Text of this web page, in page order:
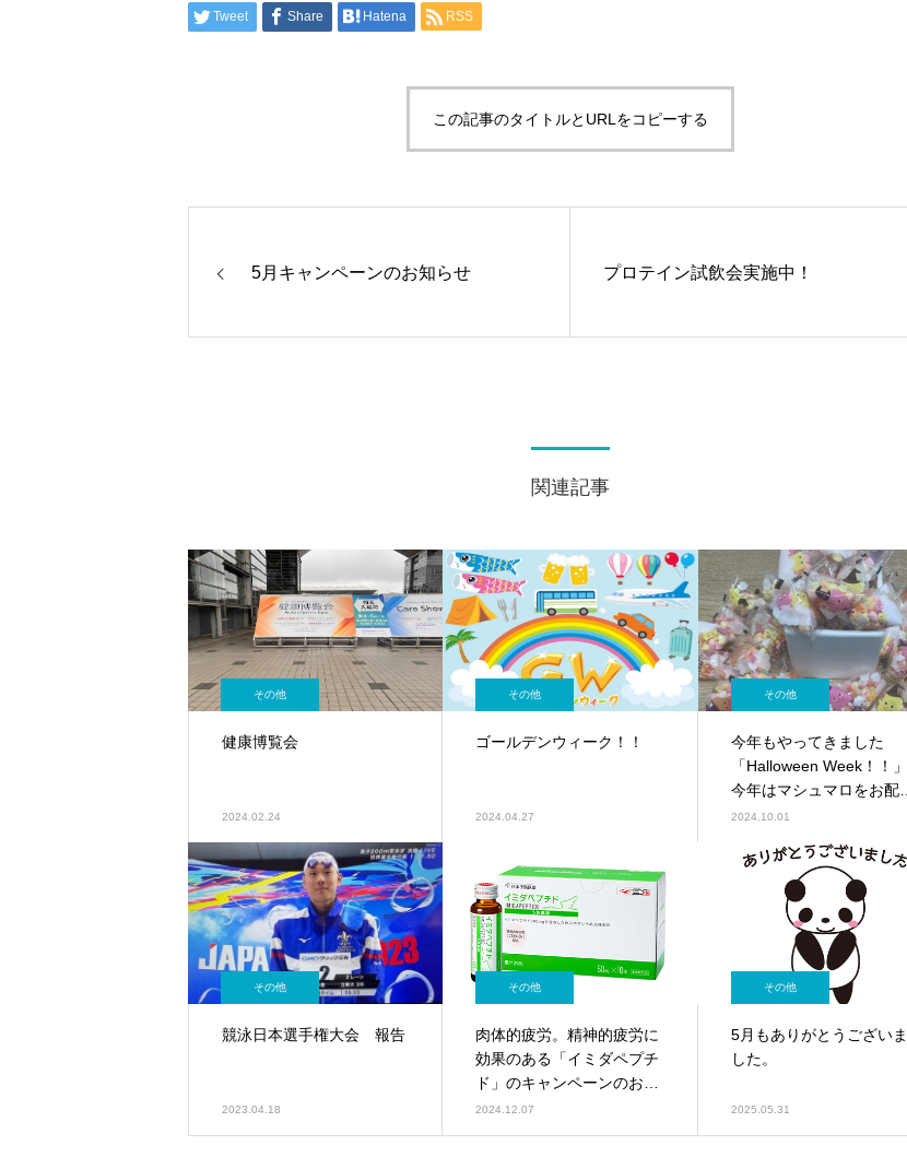
Tweet Share Hatena RSS
この記事のタイトルとURLをコピーする
5月キャンペーンのお知らせ プロテイン試飲会実施中！
関連記事
その他
健康博覧会
2024.02.24
その他
ゴールデンウィーク！！
2024.04.27
その他
今年もやってきました
「Halloween Week！！」
今年はマシュマロをお配り
します！
2024.10.01
その他
競泳日本選手権大会 報告
2023.04.18
その他
肉体的疲労。精神的疲労に
効果のある「イミダペプチ
ド」のキャンペーンのお知
らせ！
2024.12.07
その他
5月もありがとうございま
した。
2025.05.31